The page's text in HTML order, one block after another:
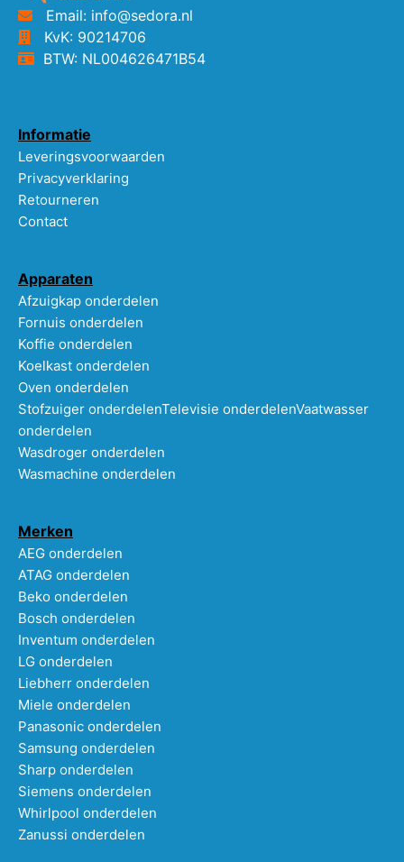
Email: info@sedora.nl
KvK: 90214706
BTW: NL004626471B54
Informatie
Leveringsvoorwaarden
Privacyverklaring
Retourneren
Contact
Apparaten
Afzuigkap onderdelen
Fornuis onderdelen
Koffie onderdelen
Koelkast onderdelen
Oven onderdelen
Stofzuiger onderdelenTelevisie onderdelenVaatwasser
onderdelen
Wasdroger onderdelen
Wasmachine onderdelen
Merken
AEG onderdelen
ATAG onderdelen
Beko onderdelen
Bosch onderdelen
Inventum onderdelen
LG onderdelen
Liebherr onderdelen
Miele onderdelen
Panasonic onderdelen
Samsung onderdelen
Sharp onderdelen
Siemens onderdelen
Whirlpool onderdelen
Zanussi onderdelen